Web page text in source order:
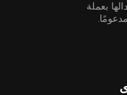
بعملة